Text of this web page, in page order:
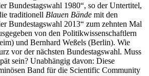
Bundestagswahl 1980“, so der Untertitel,
traditionell Blauen Bände mit den
Bundestagswahl 2013“ zum zehnten Mal
von den Politikwissenschaftlern
und Bernhard Weßels (Berlin). Wie
vor der nächsten Bundestagswahl. Muss
sein? Unabhängig davon: Diese
Band für die Scientific Community